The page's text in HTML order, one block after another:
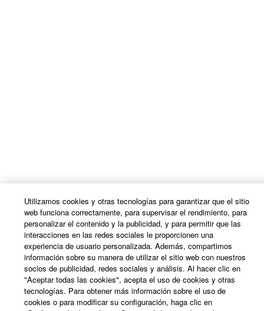
Utilizamos cookies y otras tecnologías para garantizar que el sitio
web funciona correctamente, para supervisar el rendimiento, para
personalizar el contenido y la publicidad, y para permitir que las
interacciones en las redes sociales le proporcionen una
experiencia de usuario personalizada. Además, compartimos
información sobre su manera de utilizar el sitio web con nuestros
socios de publicidad, redes sociales y análisis. Al hacer clic en
"Aceptar todas las cookies", acepta el uso de cookies y otras
tecnologías. Para obtener más información sobre el uso de
cookies o para modificar su configuración, haga clic en